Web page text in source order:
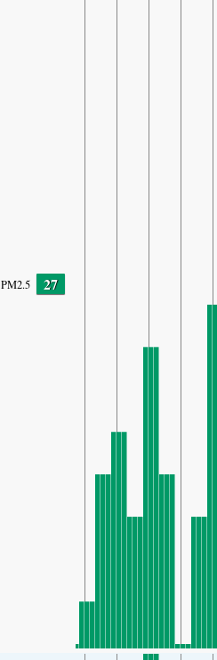
PM2.5 27